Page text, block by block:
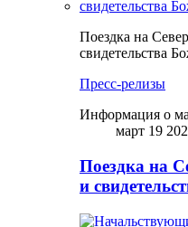
Поездка на
свидетельства
Пресс-релизы
Информация о
март 19
Поездка на
и